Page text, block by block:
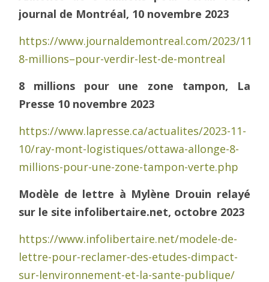
journal de Montréal, 10 novembre 2023
https://www.journaldemontreal.com/2023/11/
8-millions–pour-verdir-lest-de-montreal
8 millions pour une zone tampon, La
Presse 10 novembre 2023
https://www.lapresse.ca/actualites/2023-11-
10/ray-mont-logistiques/ottawa-allonge-8-
millions-pour-une-zone-tampon-verte.php
Modèle de lettre à Mylène Drouin relayé
sur le site infolibertaire.net, octobre 2023
https://www.infolibertaire.net/modele-de-
lettre-pour-reclamer-des-etudes-dimpact-
sur-lenvironnement-et-la-sante-publique/